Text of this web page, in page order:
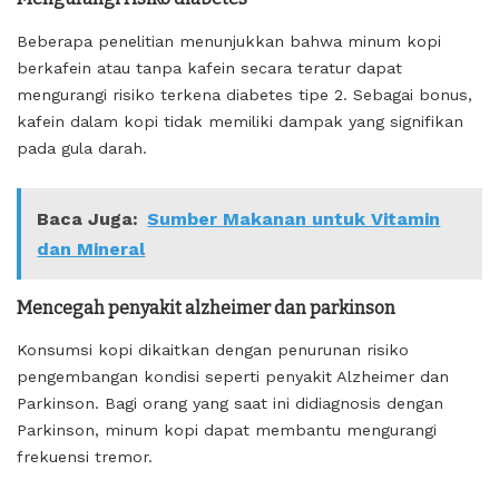
Beberapa penelitian menunjukkan bahwa minum kopi
berkafein atau tanpa kafein secara teratur dapat
mengurangi risiko terkena diabetes tipe 2. Sebagai bonus,
kafein dalam kopi tidak memiliki dampak yang signifikan
pada gula darah.
Baca Juga: Sumber Makanan untuk Vitamin
dan Mineral
Mencegah penyakit alzheimer dan parkinson
Konsumsi kopi dikaitkan dengan penurunan risiko
pengembangan kondisi seperti penyakit Alzheimer dan
Parkinson. Bagi orang yang saat ini didiagnosis dengan
Parkinson, minum kopi dapat membantu mengurangi
frekuensi tremor.